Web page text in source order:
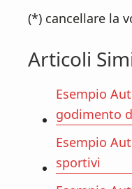
(*) cancellare la
Articoli
Esempio
godimento
Esempio
sportivi